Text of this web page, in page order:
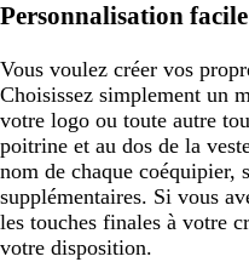
Personnalisation facile
Vous voulez créer vos
Choisissez simplement un
votre logo ou toute autre
poitrine et au dos de la
nom de chaque coéquipier,
supplémentaires. Si vous
les touches finales à votre
votre disposition.